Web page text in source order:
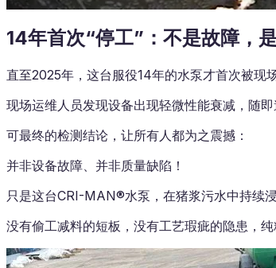
14年首次“停工”：不是故障，
直至2025年，这台服役14年的水泵才首次被现
现场运维人员发现设备出现轻微性能衰减，随
可最终的检测结论，让所有人都为之震撼：
并非设备故障、并非质量缺陷！
只是这台CRI-MAN®水泵，在猪浆污水中持续
没有偷工减料的短板，没有工艺瑕疵的隐患，